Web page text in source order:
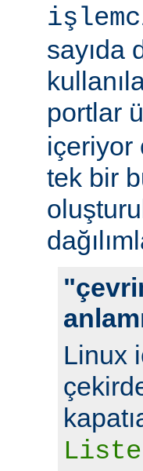
sayıda
portlar
içeriyor
tek bir
Linux